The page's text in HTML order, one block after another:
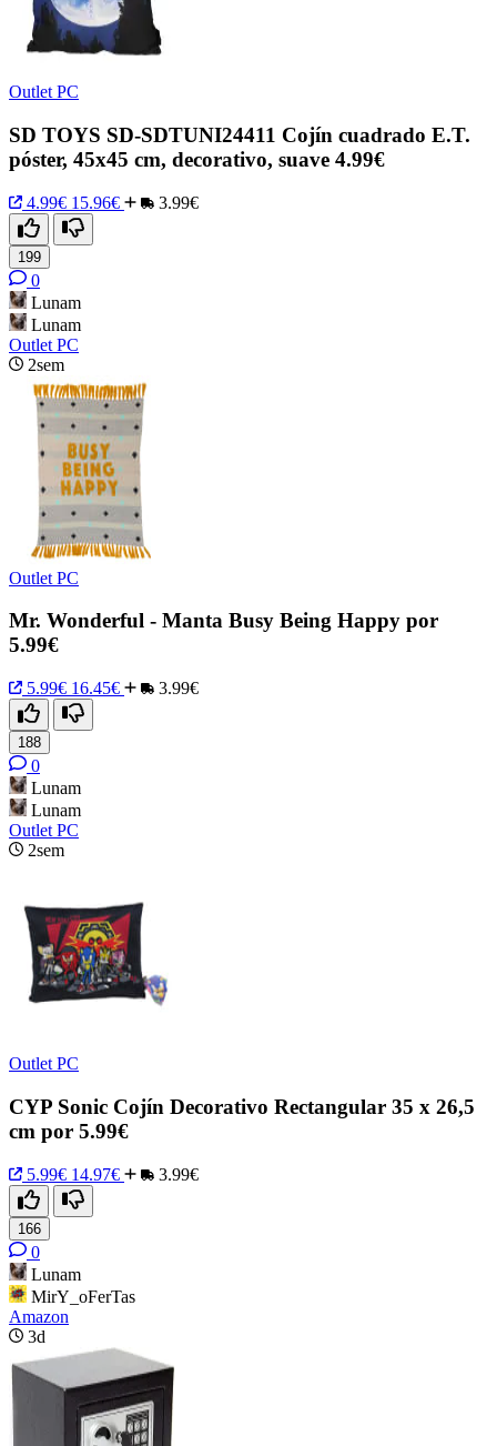
Outlet PC
SD TOYS SD-SDTUNI24411 Cojín cuadrado E.T.
póster, 45x45 cm, decorativo, suave 4.99€
4.99€ 15.96€ 3.99€
199
0
Lunam
Lunam
Outlet PC
2sem
Outlet PC
Mr. Wonderful - Manta Busy Being Happy por
5.99€
5.99€ 16.45€ 3.99€
188
0
Lunam
Lunam
Outlet PC
2sem
Outlet PC
CYP Sonic Cojín Decorativo Rectangular 35 x 26,5
cm por 5.99€
5.99€ 14.97€ 3.99€
166
0
Lunam
MirY_oFerTas
Amazon
3d